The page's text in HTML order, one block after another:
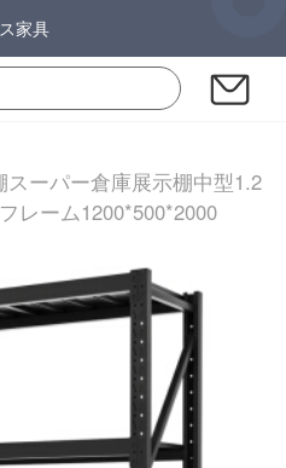
家具
ーパー倉庫展示棚中型1.2
レーム1200*500*2000